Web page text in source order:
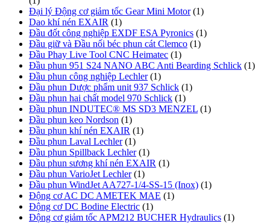
Đại lý Động cơ giảm tốc Gear Mini Motor (1)
Dao khí nén EXAIR (1)
Đầu đốt công nghiệp EXDF ESA Pyronics (1)
Đầu giữ và Đầu nối béc phun cát Clemco (1)
Đầu Phay Live Tool CNC Heimatec (1)
Đầu phun 951 S24 NANO ABC Anti Bearding Schlick (1)
Đầu phun công nghiệp Lechler (1)
Đầu phun Dược phẩm unit 937 Schlick (1)
Đầu phun hai chất model 970 Schlick (1)
Đầu phun INDUTEC® MS SD3 MENZEL (1)
Đầu phun keo Nordson (1)
Đầu phun khí nén EXAIR (1)
Đầu phun Laval Lechler (1)
Đầu phun Spillback Lechler (1)
Đầu phun sương khí nén EXAIR (1)
Đầu phun VarioJet Lechler (1)
Đầu phun WindJet AA727-1/4-SS-15 (Inox) (1)
Động cơ AC DC AMETEK MAE (1)
Động cơ DC Bodine Electric (1)
Động cơ giảm tốc APM212 BUCHER Hydraulics (1)